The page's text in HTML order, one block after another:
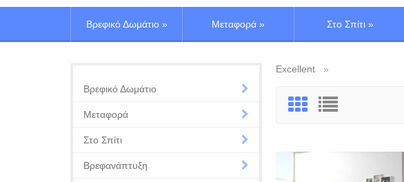
Βρεφικό Δωμάτιο» Μεταφορά » Στο Σπίτι »
Excellent
Βρεφικό Δωμάτιο
Μεταφορά
Στο Σπίτι
Βρεφανάπτυξη